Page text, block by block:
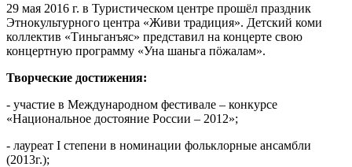
29 мая 2016 г. в Туристическом центре прошёл праздник
Этнокультурного центра «Живи традиция». Детский коми
коллектив «Тиньганъяс» представил на концерте свою
концертную программу «Уна шаньга пӧжалам».
Творческие достижения:
- участие в Международном фестивале – конкурсе
«Национальное достояние России – 2012»;
- лауреат I степени в номинации фольклорные ансамбли
(2013г.);